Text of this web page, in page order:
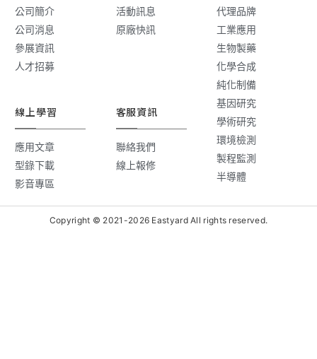
公司簡介
公司消息
參展資訊
人才招募
活動訊息
原廠快訊
代理品牌
工業應用
生物製藥
化學合成
純化制備
基因研究
學術研究
環境檢測
製程監測
半導體
線上學習
應用文章
型錄下載
影音專區
客服資訊
聯絡我們
線上報修
Copyright © 2021-2026 Eastyard All rights reserved.